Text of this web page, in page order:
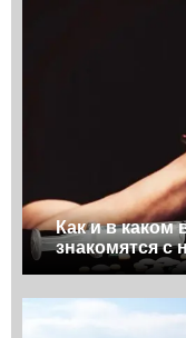
Как и в каком
знакомятся с